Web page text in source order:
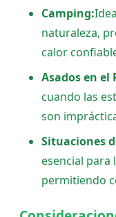
Camping:
naturaleza,
calor
Asados en el
cuando las
son
Situaciones
esencial para
permitiendo